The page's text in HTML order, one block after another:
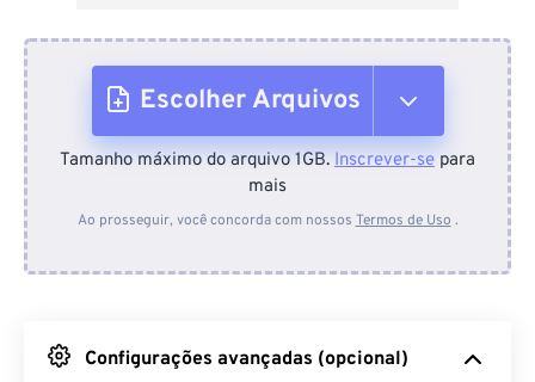
Escolher Arquivos
Do dispositivo
Do Google Drive
Tamanho máximo do arquivo 1GB. Inscrever-se para
mais
Ao prosseguir, você concorda com nossos Termos de Uso .
Configurações avançadas (opcional)